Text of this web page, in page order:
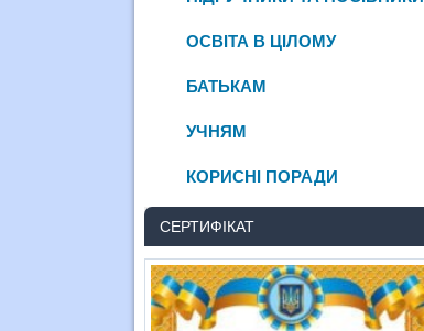
ОСВІТА В ЦІЛОМУ
БАТЬКАМ
УЧНЯМ
КОРИСНІ ПОРАДИ
СЕРТИФІКАТ